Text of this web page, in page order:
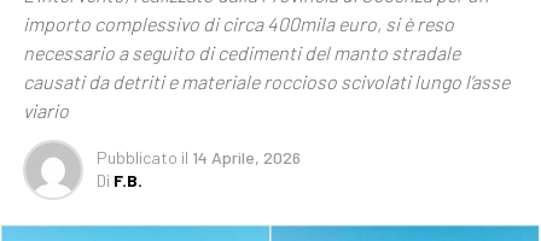
importo complessivo di circa 400mila euro, si è reso
necessario a seguito di cedimenti del manto stradale
causati da detriti e materiale roccioso scivolati lungo l’asse
viario
Pubblicato il 14 Aprile, 2026
Di F.B.